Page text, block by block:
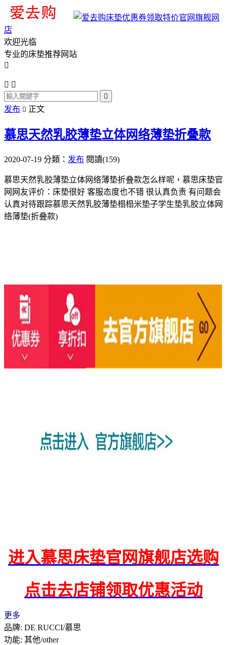
旗舰网
店
欢迎光临
专业的床垫推荐网站

 

发布  正文
慕思天然乳胶薄垫立体网络薄垫折叠款
2020-07-19 分類： 发布 閱讀(159)
慕思天然乳胶薄垫立体网络薄垫折叠款怎么样呢，慕思床垫官
网网友评价：床垫很好 客服态度也不错 很认真负责 有问题会
认真对待跟踪慕思天然乳胶薄垫榻榻米垫子学生垫乳胶立体网
络薄垫(折叠款)
进入慕思床垫官网旗舰店选购
点击去店铺领取优惠活动
更多
品牌: DE RUCCI/慕思
功能: 其他/other